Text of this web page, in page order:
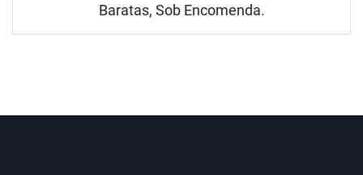
Baratas, Sob Encomenda.